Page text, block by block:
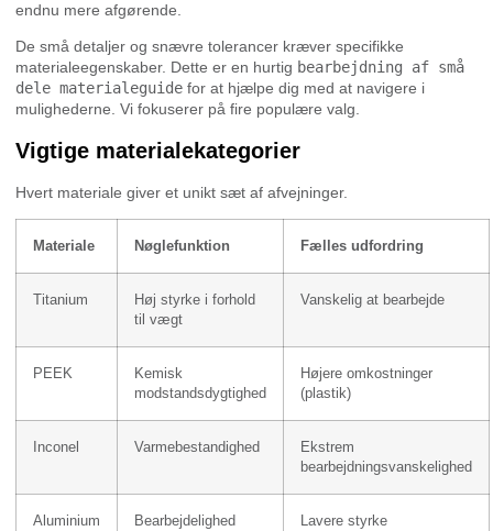
endnu mere afgørende.
De små detaljer og snævre tolerancer kræver specifikke
materialeegenskaber. Dette er en hurtig bearbejdning af små
dele materialeguide for at hjælpe dig med at navigere i
mulighederne. Vi fokuserer på fire populære valg.
Vigtige materialekategorier
Hvert materiale giver et unikt sæt af afvejninger.
Materiale Nøglefunktion Fælles udfordring
Titanium
Høj styrke i forhold
til vægt
Vanskelig at bearbejde
PEEK
Kemisk
modstandsdygtighed
Højere omkostninger
(plastik)
Inconel Varmebestandighed
Ekstrem
bearbejdningsvanskelighed
Aluminium Bearbejdelighed Lavere styrke